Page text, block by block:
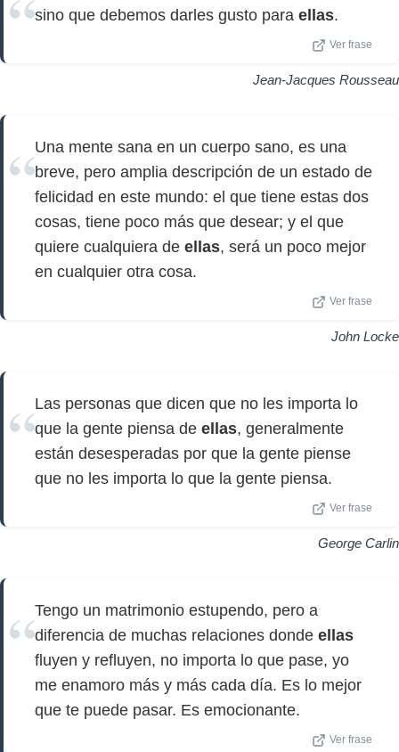
sino que debemos darles gusto para ellas.
Ver frase
Jean-Jacques Rousseau
Una mente sana en un cuerpo sano, es una
breve, pero amplia descripción de un estado de
felicidad en este mundo: el que tiene estas dos
cosas, tiene poco más que desear; y el que
quiere cualquiera de ellas, será un poco mejor
en cualquier otra cosa.
Ver frase
John Locke
Las personas que dicen que no les importa lo
que la gente piensa de ellas, generalmente
están desesperadas por que la gente piense
que no les importa lo que la gente piensa.
Ver frase
George Carlin
Tengo un matrimonio estupendo, pero a
diferencia de muchas relaciones donde ellas
fluyen y refluyen, no importa lo que pase, yo
me enamoro más y más cada día. Es lo mejor
que te puede pasar. Es emocionante.
Ver frase